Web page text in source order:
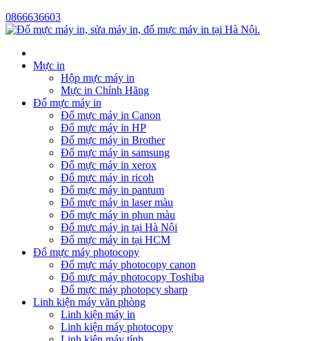
0866636603
Mực in
Hộp mực máy in
Mực in Chính Hãng
Đổ mực máy in
Đổ mực máy in Canon
Đổ mực máy in HP
Đổ mực máy in Brother
Đổ mực máy in samsung
Đổ mực máy in xerox
Đổ mực máy in ricoh
Đổ mực máy in pantum
Đổ mực máy in laser màu
Đổ mực máy in phun màu
Đổ mực máy in tại Hà Nội
Đổ mực máy in tại HCM
Đổ mực máy photocopy
Đổ mực máy photocopy canon
Đổ mực máy photocopy Toshiba
Đổ mực máy photopcy sharp
Linh kiện máy văn phòng
Linh kiện máy in
Linh kiện máy photocopy